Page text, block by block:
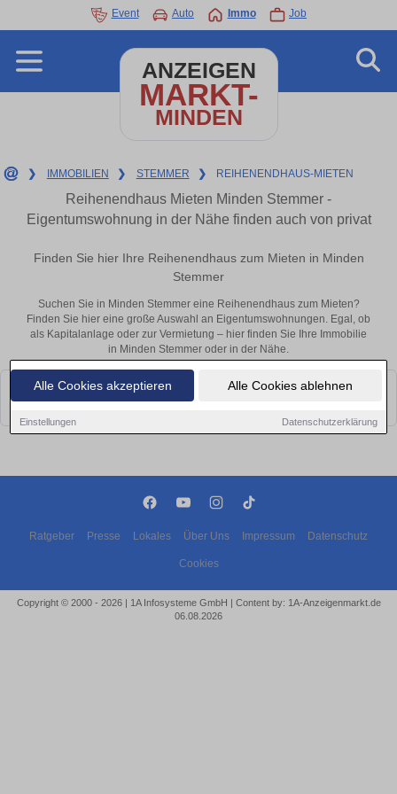
Alle Cookies akzeptieren Alle Cookies ablehnen
Einstellungen Datenschutzerklärung
Event Auto Immo Job
ANZEIGEN
MARKT-
MINDEN
❯ IMMOBILIEN ❯ STEMMER ❯ REIHENENDHAUS-MIETEN
Reihenendhaus Mieten Minden Stemmer -
Eigentumswohnung in der Nähe finden auch von privat
Finden Sie hier Ihre Reihenendhaus zum Mieten in Minden
Stemmer
Suchen Sie in Minden Stemmer eine Reihenendhaus zum Mieten?
Finden Sie hier eine große Auswahl an Eigentumswohnungen. Egal, ob
als Kapitalanlage oder zur Vermietung – hier finden Sie Ihre Immobilie
in Minden Stemmer oder in der Nähe.
Leider konnten wir derzeit keine passenden Objekte finden. Schauen Sie
bald wieder vorbei!
Ratgeber Presse Lokales Über Uns Impressum Datenschutz
Cookies
Copyright © 2000 - 2026 | 1A Infosysteme GmbH | Content by: 1A-Anzeigenmarkt.de
06.08.2026